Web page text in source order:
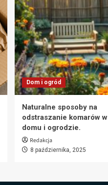
Dom i ogród
Naturalne sposoby na
odstraszanie komarów w
domu i ogrodzie.
Redakcja
8 października, 2025